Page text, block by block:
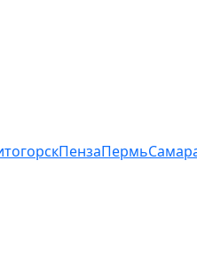
ПензаПермь